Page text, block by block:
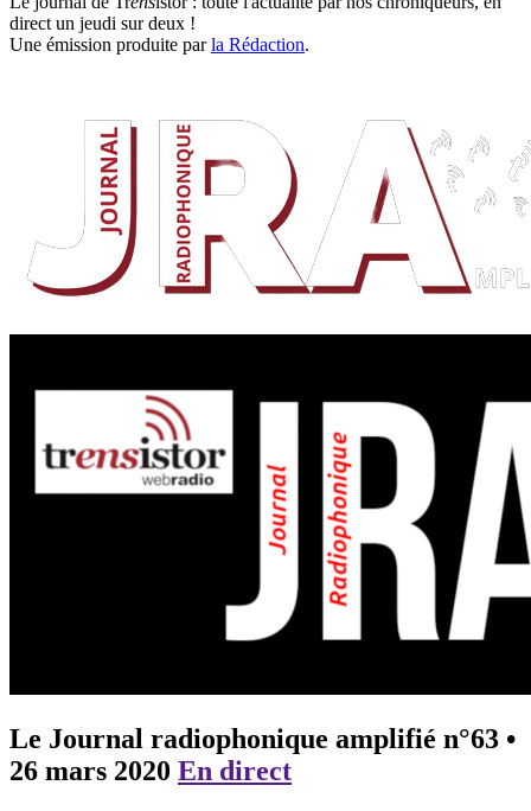
direct un jeudi sur deux !
Une émission produite parla Rédaction.
Le Journal radiophonique amplifié n°63 •
26 mars 2020 En direct